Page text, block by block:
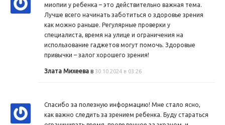
миопии у ребенка – это действительно важная тема.
Лучше всего начинать заботиться о здоровье зрения
как можно раньше. Регулярные проверки у
специалиста, время на улице и ограничения на
использование гаджетов могут помочь. Здоровые
привычки – залог хорошего зрения!
Злата Михеева в 30.10.2024 в 03:26
Спасибо за полезную информацию! Мне стало ясно,
как важно следить за зрением ребенка. Буду стараться